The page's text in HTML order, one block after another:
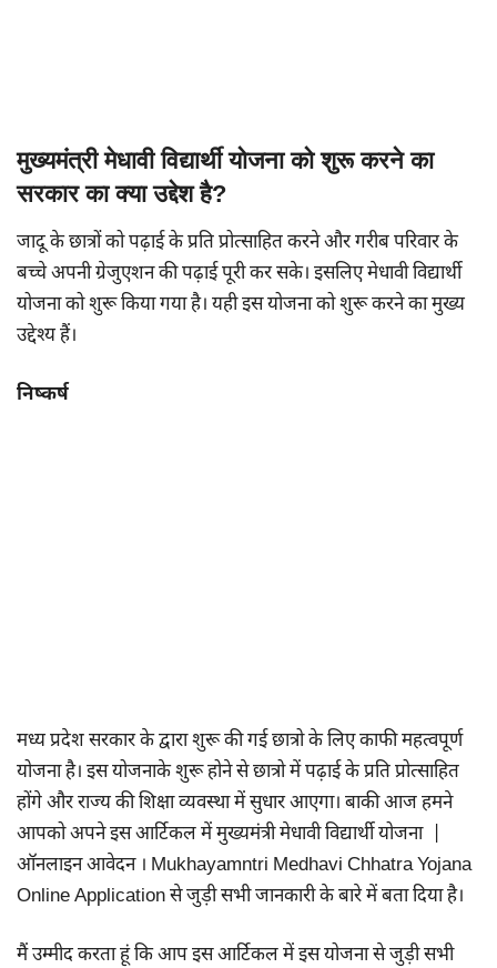
मुख्यमंत्री मेधावी विद्यार्थी योजना को शुरू करने का
सरकार का क्या उद्देश है?
जादू के छात्रों को पढ़ाई के प्रति प्रोत्साहित करने और गरीब परिवार के
बच्चे अपनी ग्रेजुएशन की पढ़ाई पूरी कर सके। इसलिए मेधावी विद्यार्थी
योजना को शुरू किया गया है। यही इस योजना को शुरू करने का मुख्य
उद्देश्य हैं।
निष्कर्ष
मध्य प्रदेश सरकार के द्वारा शुरू की गई छात्रो के लिए काफी महत्वपूर्ण
योजना है। इस योजनाके शुरू होने से छात्रो में पढ़ाई के प्रति प्रोत्साहित
होंगे और राज्य की शिक्षा व्यवस्था में सुधार आएगा। बाकी आज हमने
आपको अपने इस आर्टिकल में मुख्यमंत्री मेधावी विद्यार्थी योजना |
ऑनलाइन आवेदन । Mukhayamntri Medhavi Chhatra Yojana
Online Application से जुड़ी सभी जानकारी के बारे में बता दिया है।
मैं उम्मीद करता हूं कि आप इस आर्टिकल में इस योजना से जुड़ी सभी